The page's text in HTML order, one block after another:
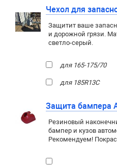
Чехол для
Защитит ваше
и дорожной грязи.
светло-серый.
для 165-175/70
для 185R13C
Защита бампера
Резиновый
бампер и кузов
Рекомендуем!